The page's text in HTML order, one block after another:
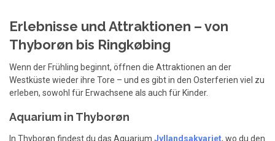
Erlebnisse und Attraktionen – von
Thyborøn bis Ringkøbing
Wenn der Frühling beginnt, öffnen die Attraktionen an der
Westküste wieder ihre Tore – und es gibt in den Osterferien viel zu
erleben, sowohl für Erwachsene als auch für Kinder.
Aquarium in Thyborøn
In Thyborøn findest du das Aquarium Jyllandsakvariet, wo du den